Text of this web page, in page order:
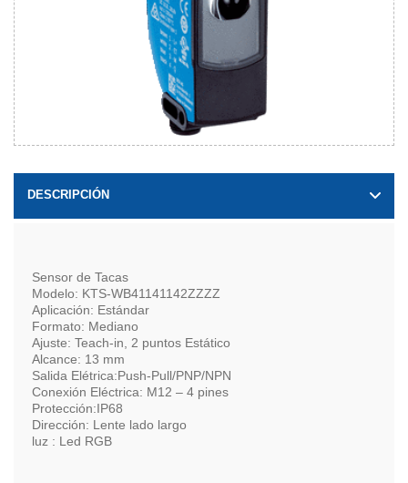
DESCRIPCIÓN
Sensor de Tacas
Modelo: KTS-WB41141142ZZZZ
Aplicación: Estándar
Formato: Mediano
Ajuste: Teach-in, 2 puntos Estático
Alcance: 13 mm
Salida Elétrica:Push-Pull/PNP/NPN
Conexión Eléctrica: M12 – 4 pines
Protección:IP68
Dirección: Lente lado largo
luz : Led RGB